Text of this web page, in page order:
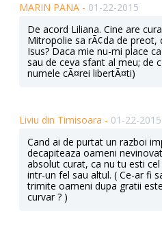
MARIN PANA - 01-22-2015
De acord Liliana. Cine are
Mitropolie sa rÃ¢da de preot,
Isus? Daca mie nu-mi place
sau de ceva sfant al meu; de
numele cÃ¤rei libertÃ¤ti)
Liviu din Timisoara - 01-22-2015
Cand ai de purtat un razboi
decapiteaza oameni
absolut curat, ca nu tu esti
intr-un fel sau altul. ( Ce-ar fi
trimite oameni dupa gratii
curvar ? )